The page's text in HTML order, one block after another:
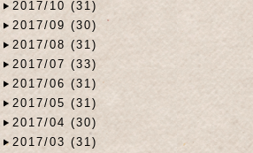
2017/10 (31)
2017/09 (30)
2017/08 (31)
2017/07 (33)
2017/06 (31)
2017/05 (31)
2017/04 (30)
2017/03 (31)